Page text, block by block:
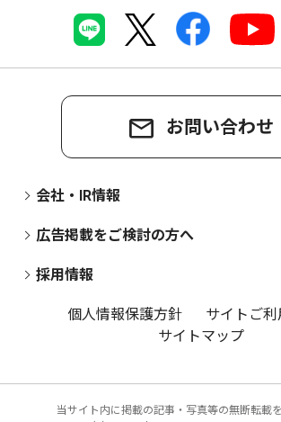
お問い合わせ
会社・IR情報
広告掲載をご検討の方へ
採用情報
個人情報保護方針
サイトご利
サイトマップ
当サイト内に掲載の記事・写真等の無断転載を